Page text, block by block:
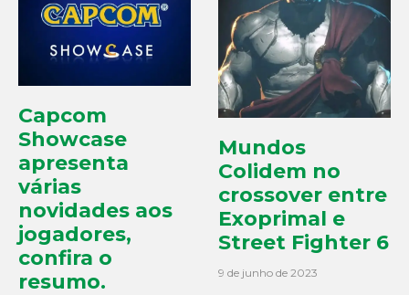
Capcom
Showcase
apresenta
várias
novidades aos
jogadores,
confira o
resumo.
Mundos
Colidem no
crossover entre
Exoprimal e
Street Fighter 6
9 de junho de 2023